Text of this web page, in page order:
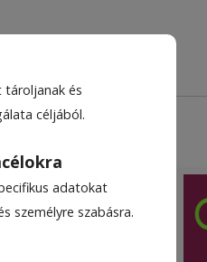
tároljanak és
céljából.
adatokat
személyre szabásra.
Csíkszereda: a
is részt
torna